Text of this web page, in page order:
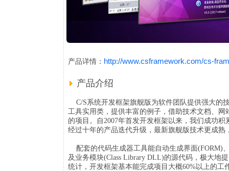
产品详情： http://www.csframework.com/cs-
产品介绍
C/S系统开发框架旗舰版为软件团队提供强大的
工具实用类，提供丰富的例子，借助技术文档、
的项目。自2007年首发开发框架以来，我们成功
经过十年的产品迭代升级，最新旗舰版技术更成熟
配套的代码生成器工具能自动生成界面(FORM)
及业务模块(Class Library DLL)的源代码，极大地
统计，开发框架基本能完成项目大概60%以上的工